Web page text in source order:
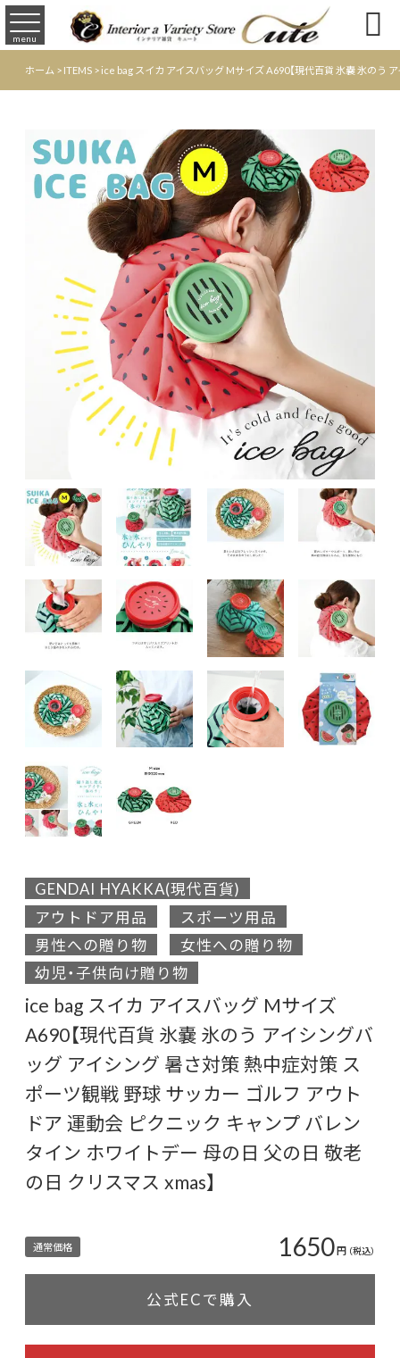
menu 
ホーム >ITEMS >ice bag スイカ アイスバッグ Mサイズ A690【現代百貨 氷嚢 氷のう
GENDAI HYAKKA(現代百貨)
アウトドア用品
スポーツ用品
男性への贈り物
女性への贈り物
幼児・子供向け贈り物
ice bag スイカ アイスバッグ Mサイズ
A690【現代百貨 氷嚢 氷のう アイシングバ
ッグ アイシング 暑さ対策 熱中症対策 ス
ポーツ観戦 野球 サッカー ゴルフ アウト
ドア 運動会 ピクニック キャンプ バレン
タイン ホワイトデー 母の日 父の日 敬老
の日 クリスマス xmas】
通常価格 1650円 （税込）
公式ECで購入